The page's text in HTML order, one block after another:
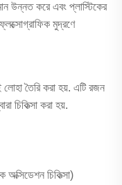
উন্নত করে এবং প্লাস্টিকের
মুদ্রণে
লোহা তৈরি করা হয়. এটি রজন
চিকিত্সা করা হয়.
চিকিত্সা)